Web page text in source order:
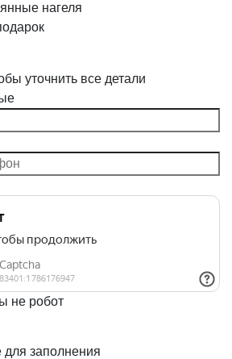
нагеля
уточнить все детали
не робот
для заполнения